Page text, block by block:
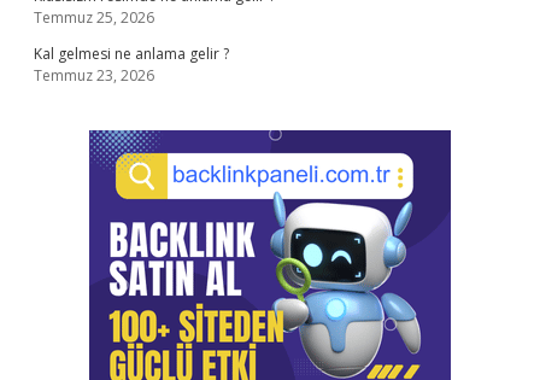
Temmuz 25, 2026
Kal gelmesi ne anlama gelir ?
Temmuz 23, 2026